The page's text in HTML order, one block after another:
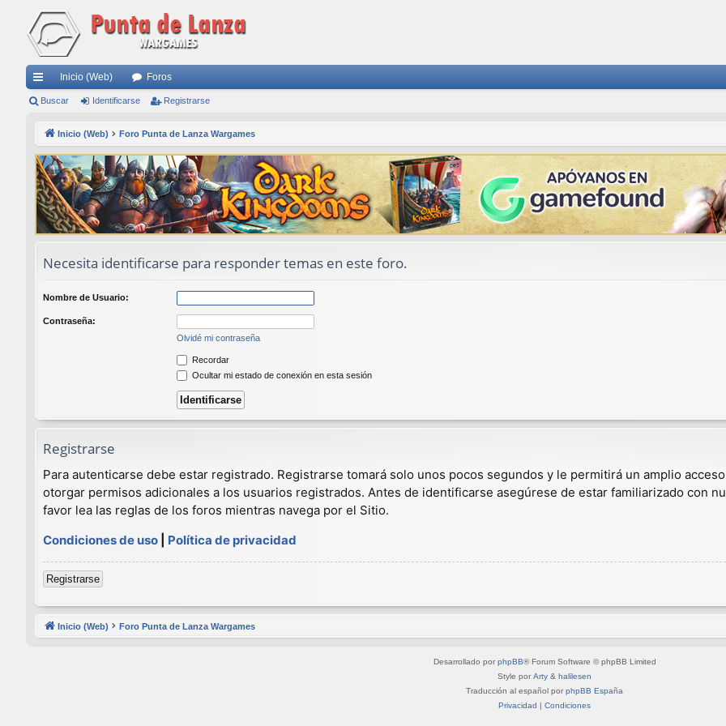
nl
rá
pi
do
Inicio (Web) Foros
Buscar Identificarse Registrarse
Inicio (Web) Foro Punta de Lanza Wargames
Necesita identificarse para responder temas en este foro.
Nombre de Usuario:
Contraseña:
Olvidé mi contraseña
Recordar
Ocultar mi estado de conexión en esta sesión
Registrarse
Para autenticarse debe estar registrado. Registrarse tomará solo unos pocos segundos y le permitirá un amplio
otorgar permisos adicionales a los usuarios registrados. Antes de identificarse asegúrese de estar familiarizado con
favor lea las reglas de los foros mientras navega por el Sitio.
Condiciones de uso
Política de privacidad
Registrarse
Inicio (Web) Foro Punta de Lanza Wargames
Desarrollado por phpBB® Forum Software © phpBB Limited
Style por Arty & halilesen
Traducción al español por phpBB España
Privacidad | Condiciones